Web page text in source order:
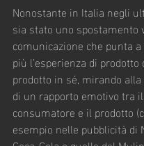
Nonostante in Italia negli
sia stato uno spostamento
comunicazione che punta
più l’esperienza di
prodotto in sé, mirando
di un rapporto emotivo tra il
consumatore e il prodotto
esempio nelle pubblicità di